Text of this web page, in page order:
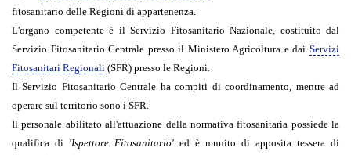
fitosanitario delle Regioni di appartenenza.
L'organo competente è il Servizio Fitosanitario Nazionale, costituito dal
Servizio Fitosanitario Centrale presso il Ministero Agricoltura e dai Servizi
Fitosanitari Regionali (SFR) presso le Regioni.
Il Servizio Fitosanitario Centrale ha compiti di coordinamento, mentre ad
operare sul territorio sono i SFR.
Il personale abilitato all'attuazione della normativa fitosanitaria possiede la
qualifica di 'Ispettore Fitosanitario' ed è munito di apposita tessera di